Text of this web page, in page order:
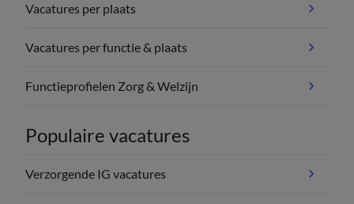
Vacatures per plaats
Vacatures per functie & plaats
Functieprofielen Zorg & Welzijn
Populaire vacatures
Verzorgende IG vacatures